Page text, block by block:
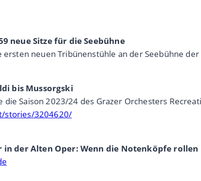
neue Sitze für die Seebühne
ersten neuen Tribünenstühle an der Seebühne
bis Mussorgski
die Saison 2023/24 des Grazer Orchesters
stories/3204620/
in der Alten Oper: Wenn die Notenköpfe rollen